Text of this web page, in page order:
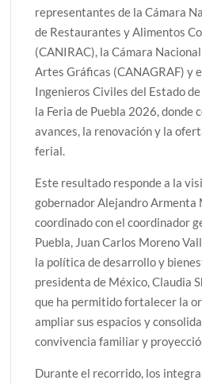
representantes de la Cámara
de Restaurantes y Alimentos
(CANIRAC), la Cámara
Artes Gráficas (CANAGRAF) y
Ingenieros Civiles del Estado
la Feria de Puebla 2026, donde
avances, la renovación y la
ferial.
Este resultado responde a la
gobernador Alejandro Armenta
coordinado con el coordinador
Puebla, Juan Carlos Moreno
la política de desarrollo y
presidenta de México, Claudia
que ha permitido fortalecer la
ampliar sus espacios y
convivencia familiar y
Durante el recorrido, los